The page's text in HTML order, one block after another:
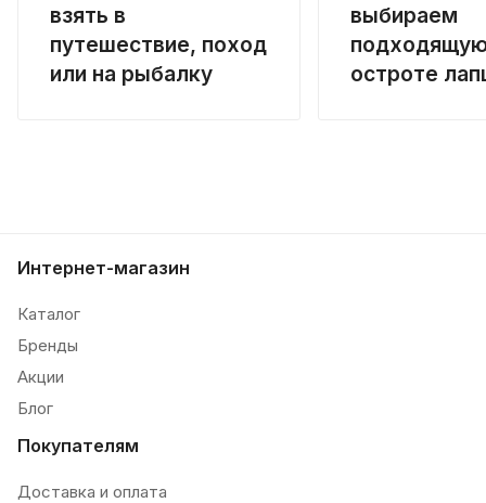
взять в
путешествие, поход
или на рыбалку
выбираем
остроте
Интернет-магазин
Каталог
Бренды
Акции
Блог
Покупателям
Доставка и оплата